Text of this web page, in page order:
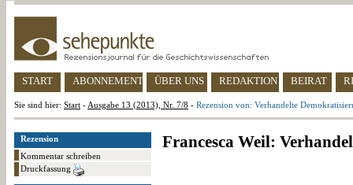
START ABONNEMENT ÜBER UNS REDAKTION BEIRAT
Sie sind hier: Start - Ausgabe 13 (2013), Nr. 7/8 - Rezension von: Verhandelte
Rezension
Kommentar schreiben
Druckfassung
Francesca Weil: